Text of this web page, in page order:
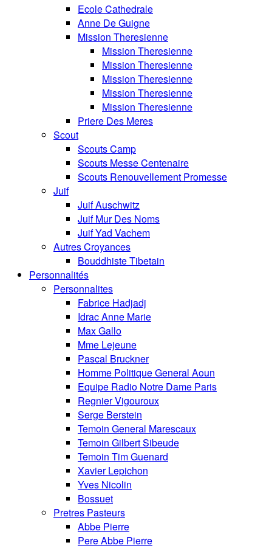
Ecole Cathedrale
Anne De Guigne
Mission Theresienne
Mission Theresienne
Mission Theresienne
Mission Theresienne
Mission Theresienne
Mission Theresienne
Priere Des Meres
Scout
Scouts Camp
Scouts Messe Centenaire
Scouts Renouvellement Promesse
Juif
Juif Auschwitz
Juif Mur Des Noms
Juif Yad Vachem
Autres Croyances
Bouddhiste Tibetain
Personnalités
Personnalites
Fabrice Hadjadj
Idrac Anne Marie
Max Gallo
Mme Lejeune
Pascal Bruckner
Homme Politique General Aoun
Equipe Radio Notre Dame Paris
Regnier Vigouroux
Serge Berstein
Temoin General Marescaux
Temoin Gilbert Sibeude
Temoin Tim Guenard
Xavier Lepichon
Yves Nicolin
Bossuet
Pretres Pasteurs
Abbe Pierre
Pere Abbe Pierre